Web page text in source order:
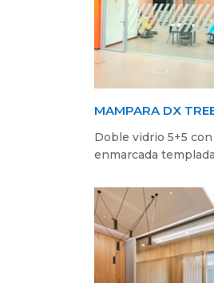
MAMPARA DX
Doble vidrio 5+5
enmarcada templada